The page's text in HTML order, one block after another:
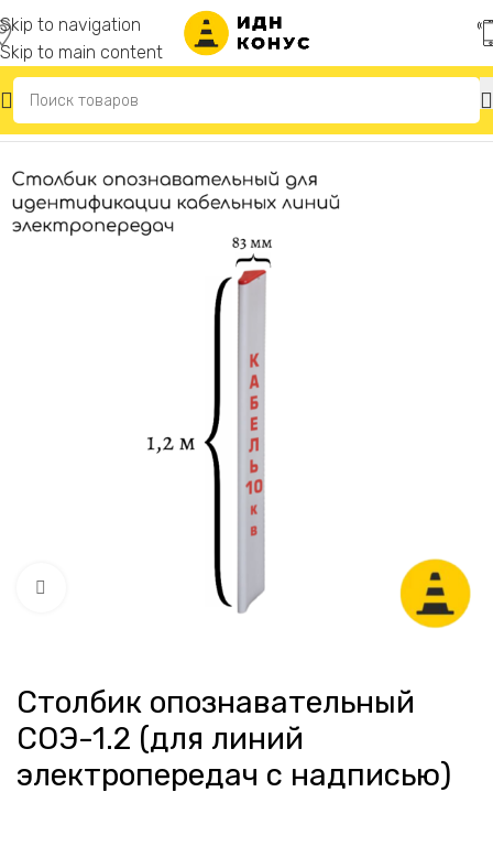
Skip to navigation
Skip to main content
Главная Опознавательные столбики
Нажмите, чтобы увеличить
Столбик опознавательный
СОЭ-1.2 (для линий
электропередач с надписью)